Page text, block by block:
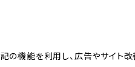
記の機能を利用し、広告やサイ